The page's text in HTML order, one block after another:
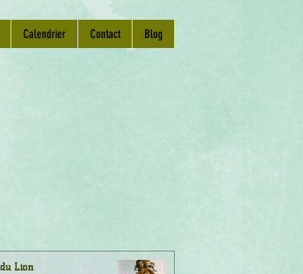
Calendrier Contact Blog
Lion